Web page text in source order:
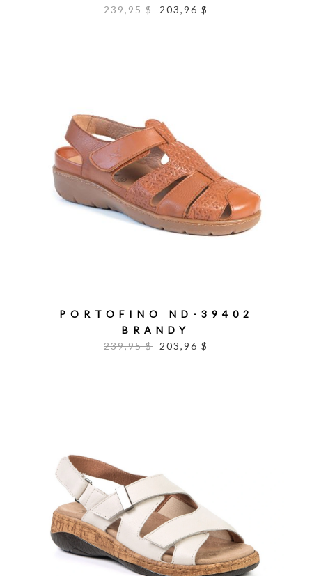
239,95 $
203,96 $
PORTOFINO ND-39402
BRANDY
239,95 $
203,96 $